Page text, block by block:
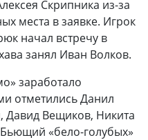
Скрипника из-за
места в заявке. Игрок
начал встречу в
занял Иван Волков.
заработало
отметились Данил
Давид Вещиков, Никита
«бело-голубых»